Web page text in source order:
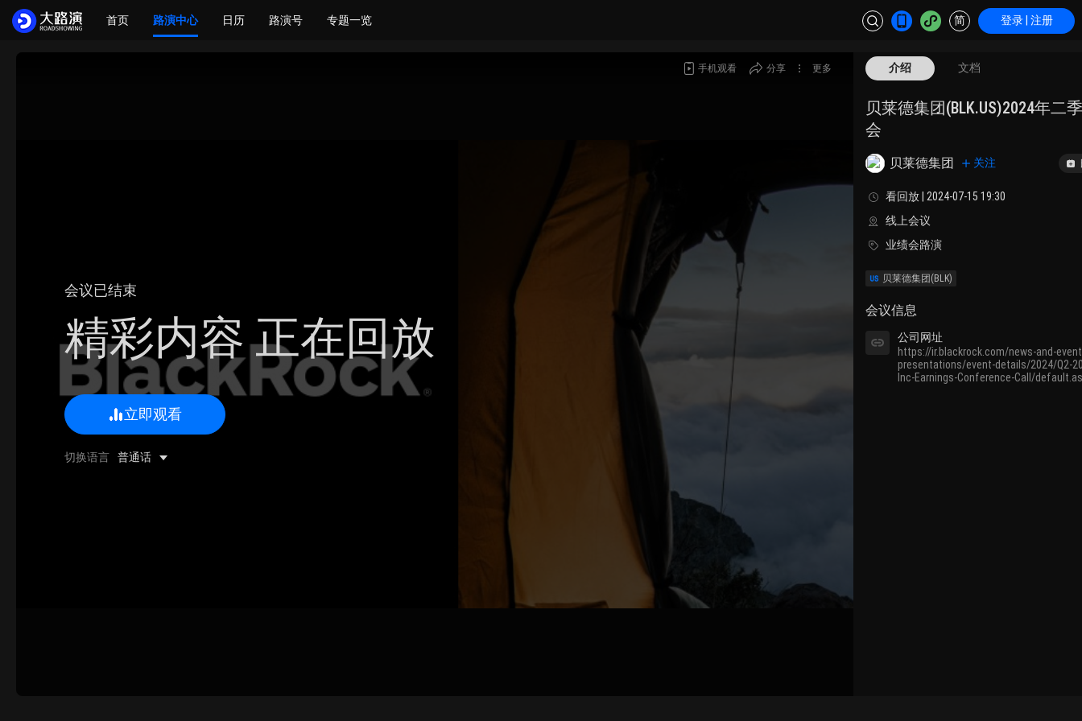
首页 路演中心 日历 路演号 专题一览 简 登录 | 注册
手机观看 分享 更多
会议已结束
精彩内容 正在回放
立即观看
切换语言 普通话
介绍 文档
贝莱德集团(BLK.US)2024年二
会
贝莱德集团 关注
看回放 | 2024-07-15 19:30
线上会议
业绩会路演
贝莱德集团(BLK)
会议信息
公司网址
https://ir.blackrock.com/news-and-
presentations/event-details/2024/Q2-
Inc-Earnings-Conference-Call/
0/500 字